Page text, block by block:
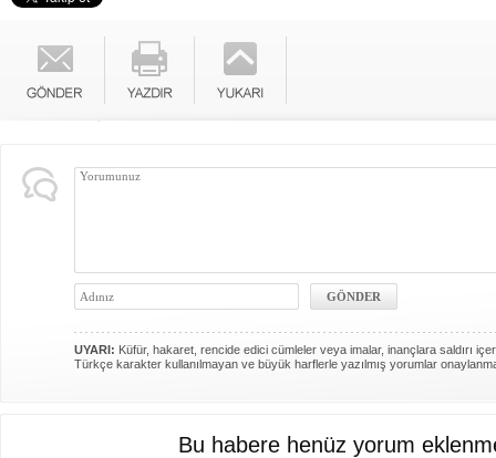
UYARI: Küfür, hakaret, rencide edici cümleler veya imalar, inançlara saldırı
Türkçe karakter kullanılmayan ve büyük harflerle yazılmış yorumlar
Bu habere henüz yorum